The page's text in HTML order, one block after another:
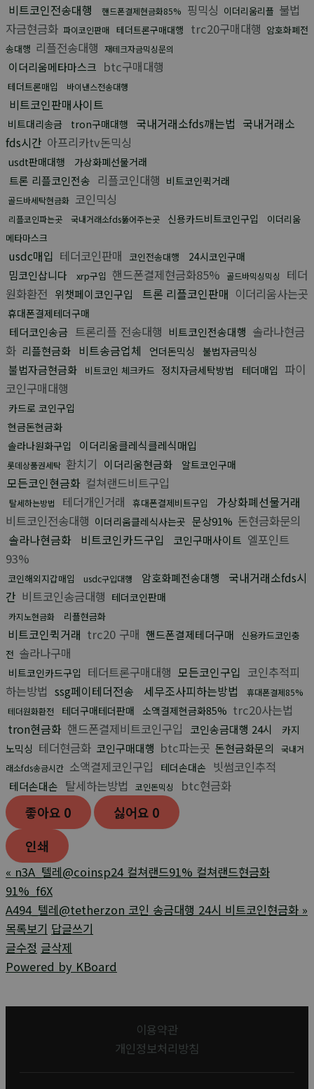
비트코인전송대행
핸드폰결제현금화85% 핑믹싱 이더리움리플 불법
자금현금화 파이코인판매 테더트론구매대행 trc20구매대행 암호화폐전
송대행 리플전송대행 재테크자금믹싱문의
이더리움메타마스크 btc구매대행
테더트론매입 바이낸스전송대행
비트코인판매사이트
비트대리송금 tron구매대행 국내거래소fds깨는법 국내거래소
fds시간 아프리카tv돈믹싱
usdt판매대행 가상화폐선물거래
트론 리플코인전송 리플코인대행 비트코인퀵거래
골드바세탁현금화 코인믹싱
리플코인파는곳 국내거래소fds뚫어주는곳 신용카드비트코인구입
이더리움
메타마스크
usdc매입 테더코인판매 코인전송대행 24시코인구매
밈코인삽니다 xrp구입 핸드폰결제현금화85% 골드바믹싱믹싱
테더
원화환전 위챗페이코인구입 트론 리플코인판매 이더리움사는곳
휴대폰결제테더구매
테더코인송금 트론리플 전송대행 비트코인전송대행 솔라나현금
화 리플현금화 비트송금업체 언더돈믹싱 불법자금믹싱
불법자금현금화 비트코인 체크카드 정치자금세탁방법 테더매입 파이
코인구매대행
카드로 코인구입
현금돈현금화
솔라나원화구입
이더리움클레식클레식매입
롯데상품권세탁 환치기 이더리움현금화 알트코인구매
모든코인현금화 컬쳐랜드비트구입
탈세하는방법 테더개인거래 휴대폰결제비트구입
가상화폐선물거래
비트코인전송대행 이더리움클레식사는곳 문상91% 돈현금화문의
솔라나현금화
비트코인카드구입 코인구매사이트 엘포인트
93%
코인해외지갑매입 usdc구입대행 암호화폐전송대행
국내거래소fds시
간 비트코인송금대행 테더코인판매
카지노현금화 리플현금화
비트코인퀵거래 trc20 구매 핸드폰결제테더구매
신용카드코인충
전 솔라나구매
비트코인카드구입 테더트론구매대행 모든코인구입 코인추적피
하는방법 ssg페이테더전송 세무조사피하는방법
휴대폰결제85%
테더원화환전
테더구매테더판매 소액결제현금화85% trc20사는법
tron현금화 핸드폰결제비트코인구입 코인송금대행 24시
카지
노믹싱 테더현금화 코인구매대행 btc파는곳 돈현금화문의
국내거
래소fds송금시간 소액결제코인구입 테더손대손 빗썸코인추적
테더손대손 탈세하는방법 코인돈믹싱 btc현금화
좋아요 0 싫어요 0
인쇄
« n3A_텔레@coinsp24 컬쳐랜드91% 컬쳐랜드현금화
91%_f6X
A494_텔레@tetherzon 코인 송금대행 24시 비트코인현금화 »
목록보기 답글쓰기
글수정 글삭제
Powered by KBoard
이용약관
개인정보처리방침